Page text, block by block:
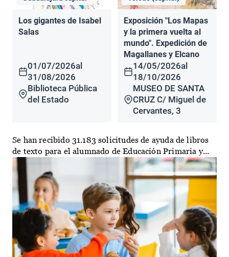
Los gigantes de Isabel
Salas
01/07/2026al
31/08/2026
Biblioteca Pública
del Estado
Exposición "Los Mapas
y la primera vuelta al
mundo". Expedición de
Magallanes y Elcano
14/05/2026al
18/10/2026
MUSEO DE SANTA
CRUZ C/ Miguel de
Cervantes, 3
Se han recibido 31.183 solicitudes de ayuda de libros
de texto para el alumnado de Educación Primaria y...